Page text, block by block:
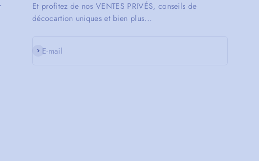
Et profitez de nos VENTES PRIVÉS, conseils de
décocartion uniques et bien plus...
E-mail
S'inscrire